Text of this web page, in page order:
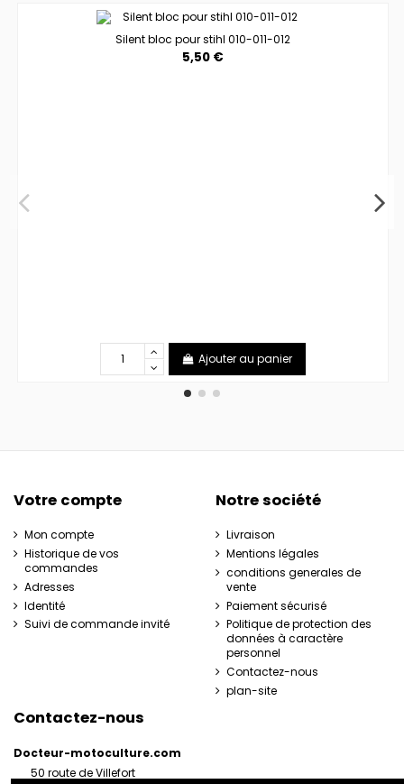
Silent bloc pour stihl 010-011-012
5,50 €
Ajouter au panier
Votre compte
Mon compte
Historique de vos
commandes
Adresses
Identité
Suivi de commande invité
Notre société
Livraison
Mentions légales
conditions generales de
vente
Paiement sécurisé
Politique de protection des
données à caractère
personnel
Contactez-nous
plan-site
Contactez-nous
Docteur-motoculture.com
50 route de Villefort